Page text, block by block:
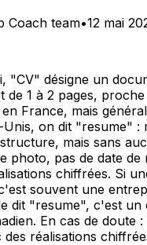
Coach team•12 mai
"CV" désigne un
de 1 à 2 pages,
France, mais
on dit "resume" :
mais sans
photo, pas de date de
chiffrées. Si
souvent une
dit "resume", c'est un
En cas de doute :
réalisations